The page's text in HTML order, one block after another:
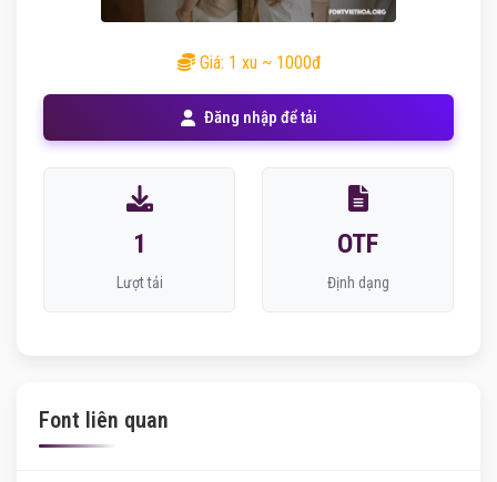
Giá: 1 xu ~ 1000đ
Đăng nhập để tải
1
Lượt tải
OTF
Định dạng
Font liên quan